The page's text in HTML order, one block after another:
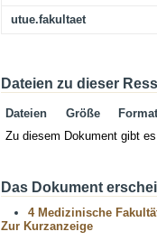
utue.fakultaet
Dateien zu dieser
Dateien Größe
Format
Zu diesem Dokument gibt
Das Dokument
4 Medizinische
Zur Kurzanzeige